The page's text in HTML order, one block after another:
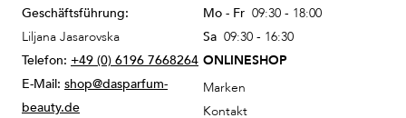
Geschäftsführung:
Liljana Jasarovska
Telefon: +49 (0) 6196 7668264
E-Mail: shop@dasparfum-
beauty.de
Mo - Fr 09:30 - 18:00
Sa 09:30 - 16:30
ONLINESHOP
Marken
Kontakt